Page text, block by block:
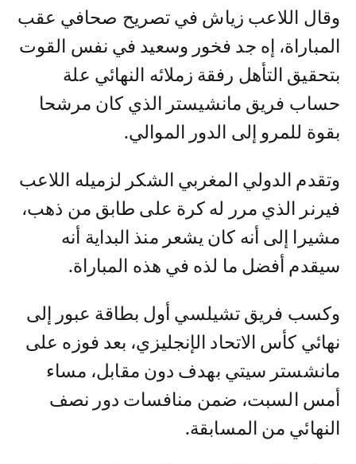
وقال اللاعب زياش في تصريح صحافي عقب
المباراة، إه جد فخور وسعيد في نفس القوت
بتحقيق التأهل رفقة زملائه النهائي علة
حساب فريق مانشيستر الذي كان مرشحا
بقوة للمرو إلى الدور الموالي.
وتقدم الدولي المغربي الشكر لزميله اللاعب
فيرنر الذي مرر له كرة على طابق من ذهب،
مشيرا إلى أنه كان يشعر منذ البداية أنه
سيقدم أفضل ما لذه في هذه المباراة.
وكسب فريق تشيلسي أول بطاقة عبور إلى
نهائي كأس الاتحاد الإنجليزي، بعد فوزه على
مانشستر سيتي بهدف دون مقابل، مساء
أمس السبت، ضمن منافسات دور نصف
النهائي من المسابقة.